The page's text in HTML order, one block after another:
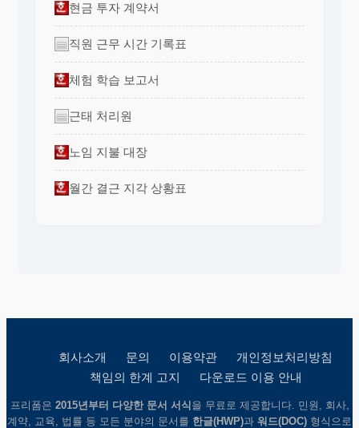
현금 투자 계약서
직원 근무 시간 기록표
체험 학습 보고서
근태 처리원
노임 지불 대장
월간 결근 지각 상황표
회사소개 문의 이용약관
개인정보처리방침
책임의 한계 고지
다운로드 이용 안내
프리폼은 2015년부터 다양한 문서 서식 을 무료로 제공합니다. 민원, 회사,
계약, 교육, 법률 등 모든 분야의 문서를 한글(HWP)과 워드(DOC) 형식으로